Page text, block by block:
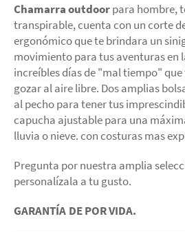
Chamarra outdoorpara hombre,
transpirable, cuenta con un corte
ergonómico que te brindara un
movimiento para tus aventuras en
increíbles días de "mal tiempo"
gozar al aire libre. Dos amplias
al pecho para tener tus
capucha ajustable para una
lluvia o nieve. con costuras mas
Pregunta por nuestra amplia
personalízala a tu gusto.
GARANTÍA DE POR VIDA.